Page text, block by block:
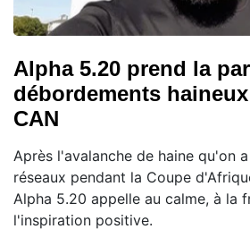
Alpha 5.20 prend la
débordements
CAN
Après l'avalanche de haine qu'on
réseaux pendant la Coupe
Alpha 5.20 appelle au calme, à la
l'inspiration positive.